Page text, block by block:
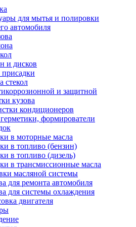
для мытья и полировки
автомобиля
и дисков
стекол
и защитной
кузова
кондиционеров
формирователи
в моторные масла
в топливо (бензин)
в топливо (дизель)
в трансмиссионные масла
масляной системы
для ремонта автомобиля
для системы охлаждения
двигателя